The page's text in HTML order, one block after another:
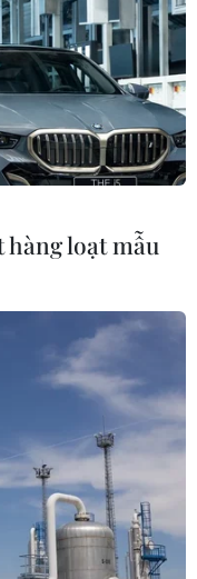
Phi, Nhóm Các
đã phát biểu
trong việc tạo
lý về biển.
tác ASEAN
hàng loạt mẫu